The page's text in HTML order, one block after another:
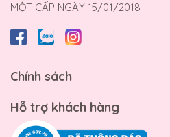
MỘT CẤP NGÀY 15/01/2018
Chính sách
Hỗ trợ khách hàng